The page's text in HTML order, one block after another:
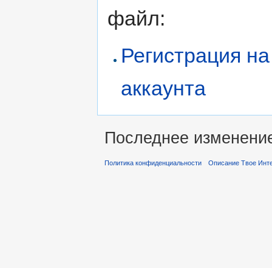
файл:
Регистрация
аккаунта
Последнее
Политика конфиденциальности Описание Твое